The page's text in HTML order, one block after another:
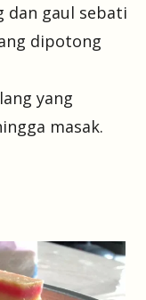
dan gaul sebati
dipotong
yang
masak.